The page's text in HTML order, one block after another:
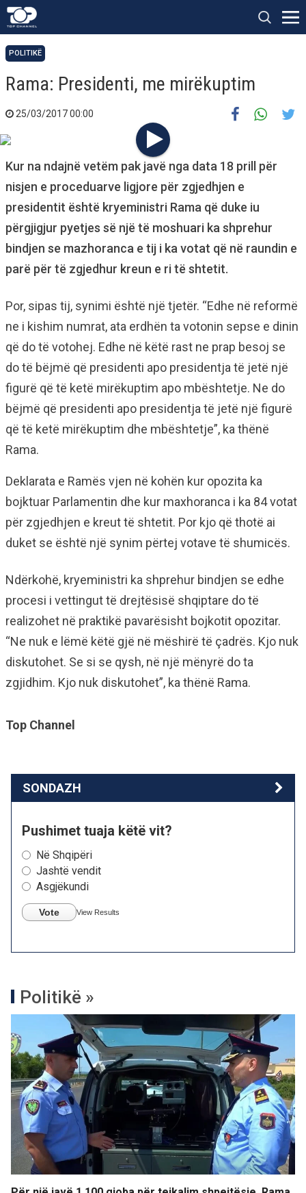
POLITIKË
Rama: Presidenti, me mirëkuptim
25/03/2017 00:00
Kur na ndajnë vetëm pak javë nga data 18 prill për
nisjen e proceduarve ligjore për zgjedhjen e
presidentit është kryeministri Rama që duke iu
përgjigjur pyetjes së një të moshuari ka shprehur
bindjen se mazhoranca e tij i ka votat që në raundin e
parë për të zgjedhur kreun e ri të shtetit.
Por, sipas tij, synimi është një tjetër. “Edhe në reformë
ne i kishim numrat, ata erdhën ta votonin sepse e dinin
që do të votohej. Edhe në këtë rast ne prap besoj se
do të bëjmë që presidenti apo presidentja të jetë një
figurë që të ketë mirëkuptim apo mbështetje. Ne do
bëjmë që presidenti apo presidentja të jetë një figurë
që të ketë mirëkuptim dhe mbështetje”, ka thënë
Rama.
Deklarata e Ramës vjen në kohën kur opozita ka
bojktuar Parlamentin dhe kur maxhoranca i ka 84 votat
për zgjedhjen e kreut të shtetit. Por kjo që thotë ai
duket se është një synim përtej votave të shumicës.
Ndërkohë, kryeministri ka shprehur bindjen se edhe
procesi i vettingut të drejtësisë shqiptare do të
realizohet në praktikë pavarësisht bojkotit opozitar.
“Ne nuk e lëmë këtë gjë në mëshirë të çadrës. Kjo nuk
diskutohet. Se si se qysh, në një mënyrë do ta
zgjidhim. Kjo nuk diskutohet”, ka thënë Rama.
Top Channel
SONDAZH
Pushimet tuaja këtë vit?
Në Shqipëri
Jashtë vendit
Asgjëkundi
Vote View Results
Politikë »